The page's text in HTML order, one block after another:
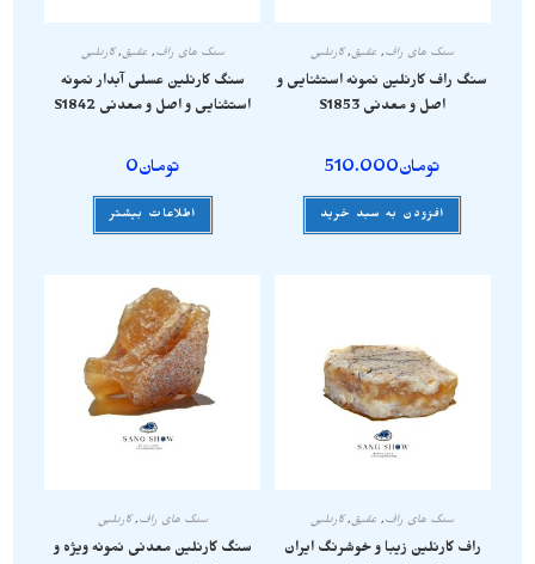
سنگ های راف, عقیق,کارنلین
سنگ راف کارنلین نمونه استثنایی و
اصل و معدنی S1853
تومان510.000
افزودن به سبد خرید
سنگ های راف, عقیق,کارنلین
سنگ کارنلین عسلی آبدار نمونه
استثنایی و اصل و معدنی S1842
تومان0
اطلاعات بیشتر
سنگ های راف, عقیق,کارنلین
راف کارنلین زیبا و خوشرنگ ایران
سنگ های راف,کارنلین
سنگ کارنلین معدنی نمونه ویژه و